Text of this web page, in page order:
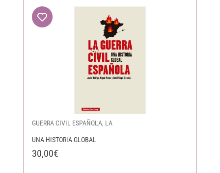
GUERRA CIVIL ESPAÑOLA, LA
UNA HISTORIA GLOBAL
30,00€